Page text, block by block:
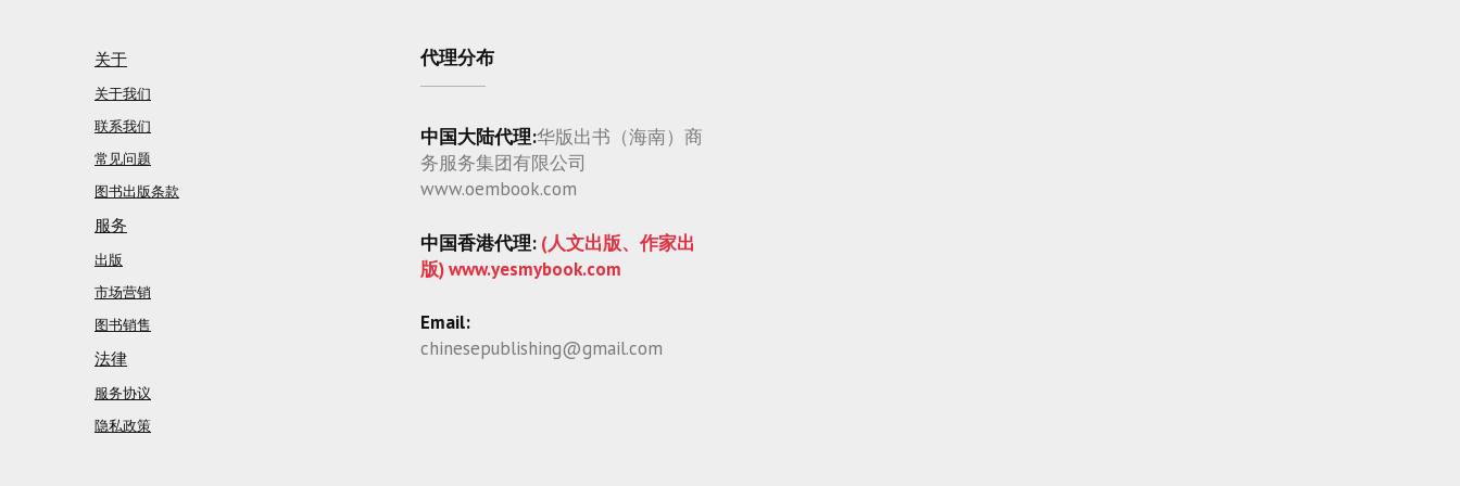
关于
关于我们
联系我们
常见问题
图书出版条款
服务
出版
市场营销
图书销售
法律
服务协议
隐私政策
代理分布
中国大陆代理:华版出书（海南）商
务服务集团有限公司
www.oembook.com
中国香港代理: (人文出版、作家出
版) www.yesmybook.com
Email:
chinesepublishing@gmail.com